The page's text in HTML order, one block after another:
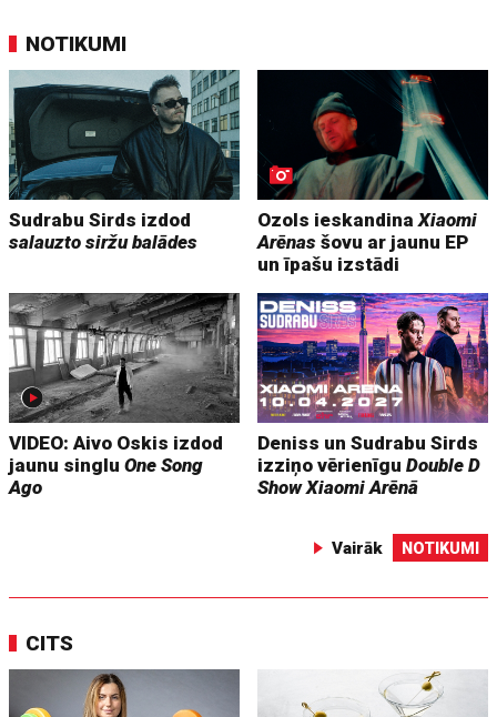
NOTIKUMI
Sudrabu Sirds izdod
salauzto siržu balādes
Ozols ieskandinaXiaomi
Arēnas šovu ar jaunu EP
un īpašu izstādi
VIDEO: Aivo Oskis izdod
jaunu singluOne Song
Ago
Deniss un Sudrabu Sirds
izziņo vērienīguDouble D
Show Xiaomi Arēnā
Vairāk NOTIKUMI
CITS